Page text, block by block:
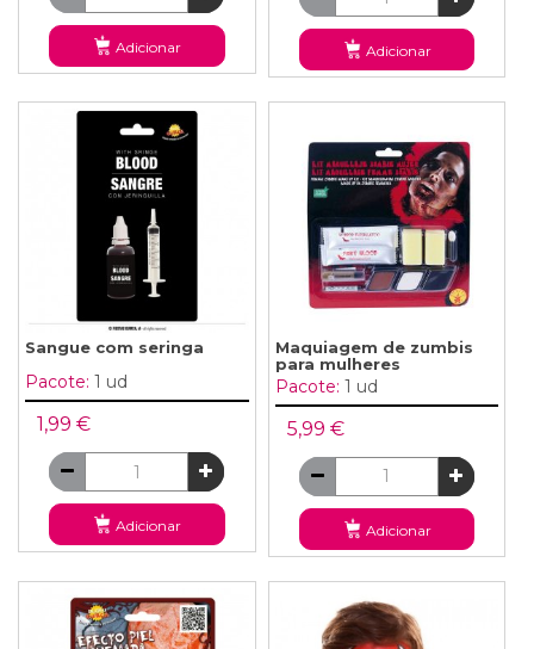
Adicionar Adicionar
Sangue com seringa
Pacote: 1 ud
1,99 €
Adicionar
Maquiagem de zumbis
para mulheres
Pacote: 1 ud
5,99 €
Adicionar